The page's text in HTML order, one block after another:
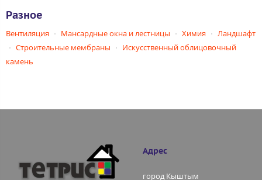
Разное
Вентиляция Мансардные окна и лестницы Химия
Ландшафт
Строительные мембраны
Искусственный облицовочный
камень
Адрес
город Кыштым